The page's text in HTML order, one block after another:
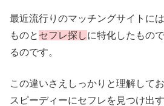
最近流行りのマッチングサイトには
ものと セフレ探しに特化したもの
るのです。
この違いさえしっかりと理解して
スピーディーにセフレを見つけ出